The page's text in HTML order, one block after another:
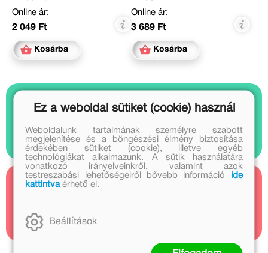
Online ár:
2 049 Ft
Kosárba
Online ár:
3 689 Ft
Kosárba
Nézz bele
1 videó
Ez a weboldal sütiket (cookie) használ
Weboldalunk tartalmának személyre szabott
megjelenítése és a böngészési élmény biztosítása
érdekében sütiket (cookie), illetve egyéb
technológiákat alkalmazunk. A sütik használatára
vonatkozó irányelveinkről, valamint azok
testreszabási lehetőségeiről bővebb információ
ide
kattintvaérhető el.
Beállítások